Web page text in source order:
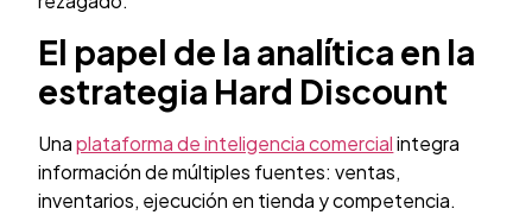
El papel de la analítica en la
estrategia Hard Discount
Una plataforma de inteligencia comercialintegra
información de múltiples fuentes: ventas,
inventarios, ejecución en tienda y competencia.